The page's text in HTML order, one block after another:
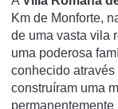
Km de Monforte,
de uma vasta vila
uma poderosa
conhecido
construí­ram uma